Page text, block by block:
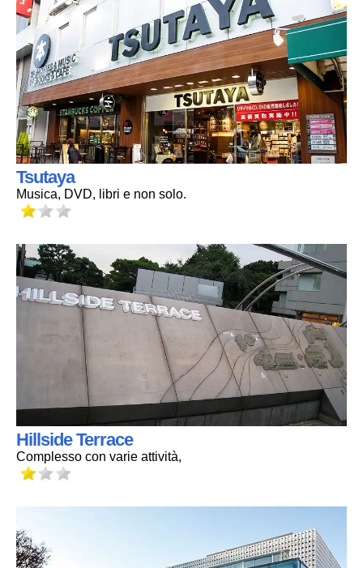
Tsutaya
Musica, DVD, libri e non solo.
Hillside Terrace
Complesso con varie attività,